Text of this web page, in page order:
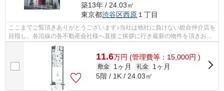
築13年 / 24.03㎡
東京都渋谷区西原 １丁目
ここまでご覧頂きありがとうございます♪当社は他社に負けない総合仲介店を
目指し、各沿線の各不動産会社様へ直接ご挨拶に行き最新の物件を頂きお客
様へ提供しております！最新の情報は...
11.6万円 (管理費等：15,000円 )
敷金 1ヶ月 礼金
1ヶ月
5階 / 1K / 24.03㎡